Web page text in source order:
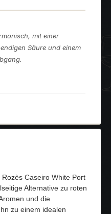
mit einer
Säure und einem
Rozès Caseiro White Port
Alternative zu roten
und die
zu einem idealen